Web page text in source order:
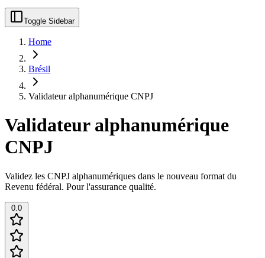
Toggle Sidebar
Home
Brésil
Validateur alphanumérique CNPJ
Validateur alphanumérique
CNPJ
Validez les CNPJ alphanumériques dans le nouveau format du
Revenu fédéral. Pour l'assurance qualité.
0.0